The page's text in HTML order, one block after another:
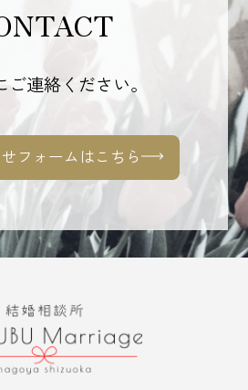
ご連絡ください。
フォームはこちら